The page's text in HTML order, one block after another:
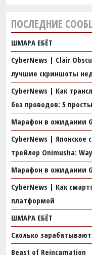
ПОСЛЕДНИЕ
ШМАРА ЕБЁТ
CyberNews | Clair
лучшие скриншоты
CyberNews | Как
без проводов: 5
Марафон в ожидании
CyberNews |
трейлер Onimusha:
Марафон в ожидании
CyberNews | Как
платформой
ШМАРА ЕБЁТ
Сколько
Beast of Reincarnation